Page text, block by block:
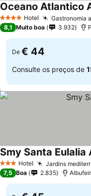
4 EstrelasHotel Gastronomia
Oceano Atlantico
8,1 Muito boa 3.932
De € 44
Consulte os preços de
3 EstrelasHotel Jardins
Smy Santa Eulalia
7,5 Boa 2.835